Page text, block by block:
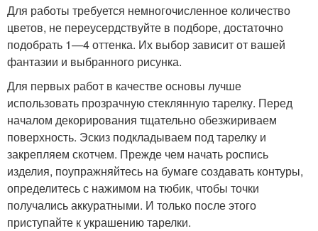
Для работы требуется немногочисленное количество
цветов, не переусердствуйте в подборе, достаточно
подобрать 1—4 оттенка. Их выбор зависит от вашей
фантазии и выбранного рисунка.
Для первых работ в качестве основы лучше
использовать прозрачную стеклянную тарелку. Перед
началом декорирования тщательно обезжириваем
поверхность. Эскиз подкладываем под тарелку и
закрепляем скотчем. Прежде чем начать роспись
изделия, поупражняйтесь на бумаге создавать контуры,
определитесь с нажимом на тюбик, чтобы точки
получались аккуратными. И только после этого
приступайте к украшению тарелки.